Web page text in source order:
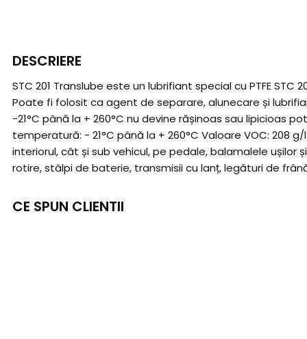
DESCRIERE
STC 201 Translube este un lubrifiant special cu PTFE
Poate fi folosit ca agent de separare, alunecare și
-21°C până la + 260°C nu devine rășinoas sau lipicioas
temperatură: - 21°C până la + 260°C Valoare VOC:
interiorul, cât și sub vehicul, pe pedale, balamalele
rotire, stâlpi de baterie, transmisii cu lanț, legături de
CE SPUN CLIENTII